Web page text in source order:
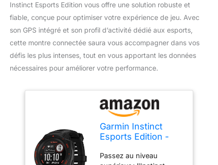
Instinct Esports Edition vous offre une solution robuste et
fiable, conçue pour optimiser votre expérience de jeu. Avec
son GPS intégré et son profil d’activité dédié aux esports,
cette montre connectée saura vous accompagner dans vos
défis les plus intenses, tout en vous apportant les données
nécessaires pour améliorer votre performance.
Garmin Instinct
Esports Edition -
connectée Robuste
Passez au niveau